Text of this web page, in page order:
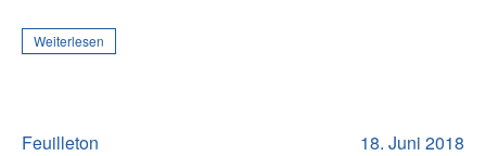
Weiterlesen
18. Juni 2018
Feuilleton